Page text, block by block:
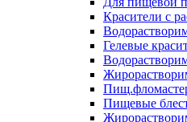
Красители с
Гелевые
Пищевые